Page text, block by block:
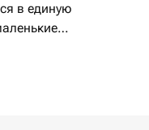
в единую
добавляют